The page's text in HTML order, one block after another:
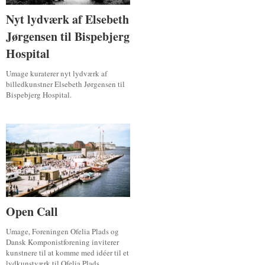
Nyt lydværk af Elsebeth
Jørgensen til Bispebjerg
Hospital
Umage kuraterer nyt lydværk af
billedkunstner Elsebeth Jørgensen til
Bispebjerg Hospital.
Nyt lydværk af Elsebeth
Jørgensen til Bispebjerg
Hospital
Open Call
Umage, Foreningen Ofelia Plads og
Dansk Komponistforening inviterer
kunstnere til at komme med idéer til et
Open Call